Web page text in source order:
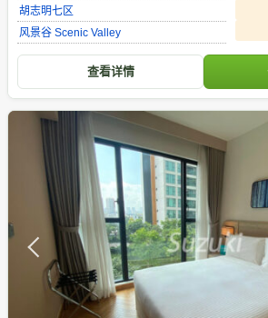
胡志明七区
风景谷 Scenic Valley
查看详情